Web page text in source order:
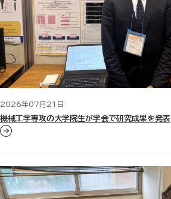
2026年07月21日
機械工学専攻の大学院生が学会で研究成果を発表